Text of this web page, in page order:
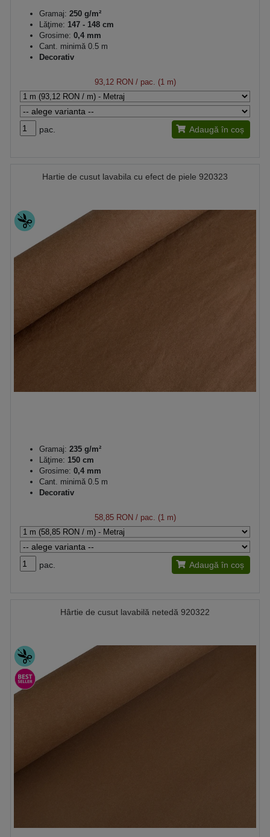
Gramaj: 250 g/m²
Lăţime: 147 - 148 cm
Grosime: 0,4 mm
Cant. minimă 0.5 m
Decorativ
93,12 RON/ pac. (1 m)
pac. Adaugă în coș
Hartie de cusut lavabila cu efect de piele 920323
Gramaj: 235 g/m²
Lăţime: 150 cm
Grosime: 0,4 mm
Cant. minimă 0.5 m
Decorativ
58,85 RON / pac. (1 m)
pac. Adaugă în coș
Hârtie de cusut lavabilă netedă 920322